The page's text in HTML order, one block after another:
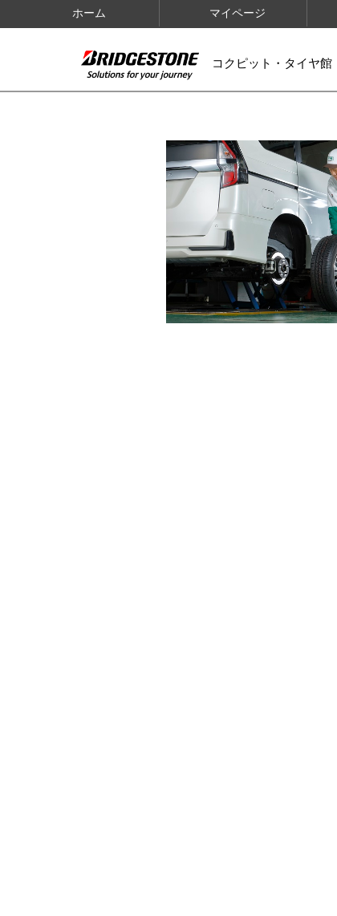
ホーム マイページ
コクピット・タイヤ
IMAGES